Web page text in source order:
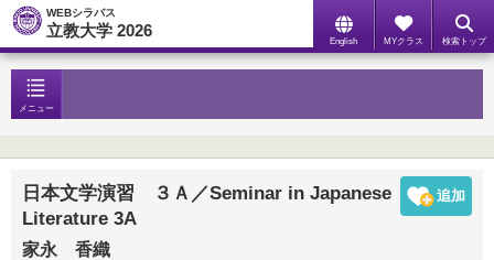
WEBシラバス
立教大学 2026
English MYクラス 検索トップ
メニュー
日本文学演習 ３Ａ／Seminar in Japanese
Literature 3A
家永 香織